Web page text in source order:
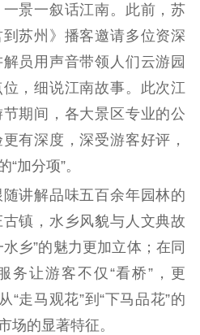
进典型
会宣传
主义教育
全民国防教育
源保护利
用
出版
工作
电影市场
景一叙话江南。此前，苏
苏州》播客邀请多位资深
员用声音带领人们云游园
，细说江南故事。此次江
期间，各大景区专业的公
有深度，深受游客好评，
加分项”。
解品味五百余年园林的
镇，水乡风貌与人文典故
乡”的魅力更加立体；在同
务让游客不仅“看桥”，更
“走马观花”到“下马品花”的
场的显著特征。